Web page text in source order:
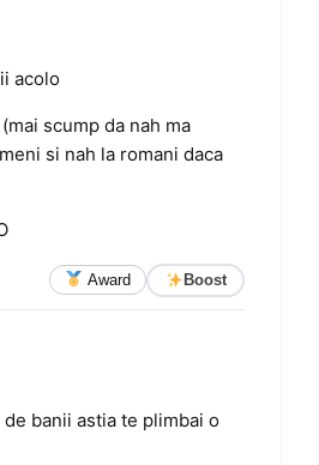
acolo
scump da nah ma
si nah la romani daca
Award Boost
banii astia te plimbai o